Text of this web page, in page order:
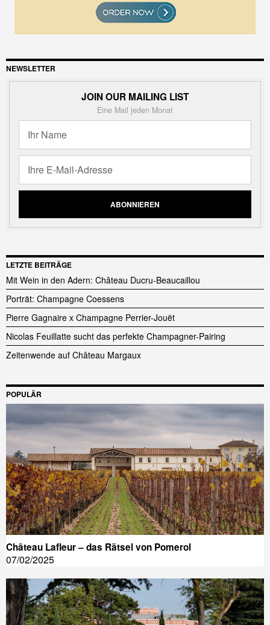
NEWSLETTER
JOIN OUR MAILING LIST
Eine Mail jeden Monat
LETZTE BEITRÄGE
Mit Wein in den Adern: Château Ducru-Beaucaillou
Porträt: Champagne Coessens
Pierre Gagnaire x Champagne Perrier-Jouët
Nicolas Feuillatte sucht das perfekte Champagner-Pairing
Zeitenwende auf Château Margaux
POPULÄR
Château Lafleur – das Rätsel von Pomerol
07/02/2025